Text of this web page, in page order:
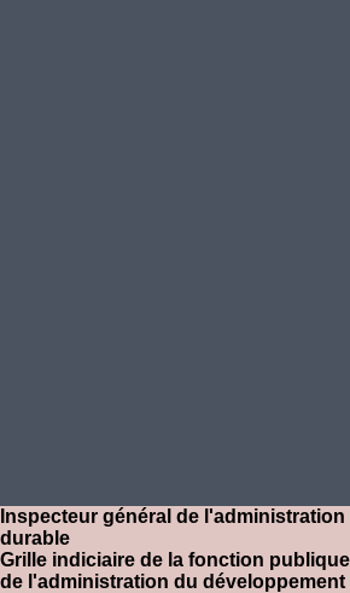
Inspecteur général de
durable
Grille indiciaire de la fonction
de l'administration du développement